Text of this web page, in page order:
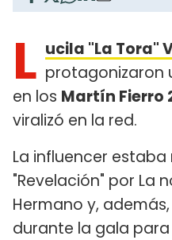
L ucila "La Tora"
protagonizaron
en los Martín Fierro
viralizó en la red.
La influencer
"Revelación" por La
Hermano y,
durante la gala